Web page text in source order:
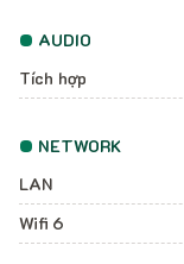
AUDIO
Tích hợp
NETWORK
LAN
Wifi 6